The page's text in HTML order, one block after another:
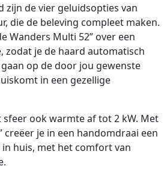
zijn de vier geluidsopties van
die de beleving compleet maken.
Wanders Multi 52” over een
zodat je de haard automatisch
op de door jou gewenste
in een gezellige
sfeer ook warmte af tot 2 kW. Met
creëer je in een handomdraai een
huis, met het comfort van